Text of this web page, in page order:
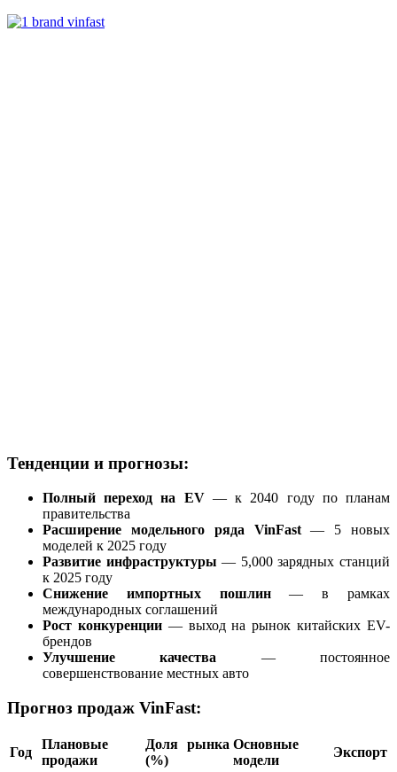
Тенденции и прогнозы:
Полный переход на EV— к 2040 году по планам
правительства
Расширение модельного ряда VinFast— 5 новых
моделей к 2025 году
Развитие инфраструктуры — 5,000 зарядных станций
к 2025 году
Снижение импортных пошлин— в рамках
международных соглашений
Рост конкуренции— выход на рынок китайских EV-
брендов
Улучшение качества — постоянное
совершенствование местных авто
Прогноз продаж VinFast:
Год
Плановые
продажи
Доля рынка
(%)
Основные
модели
Экспорт